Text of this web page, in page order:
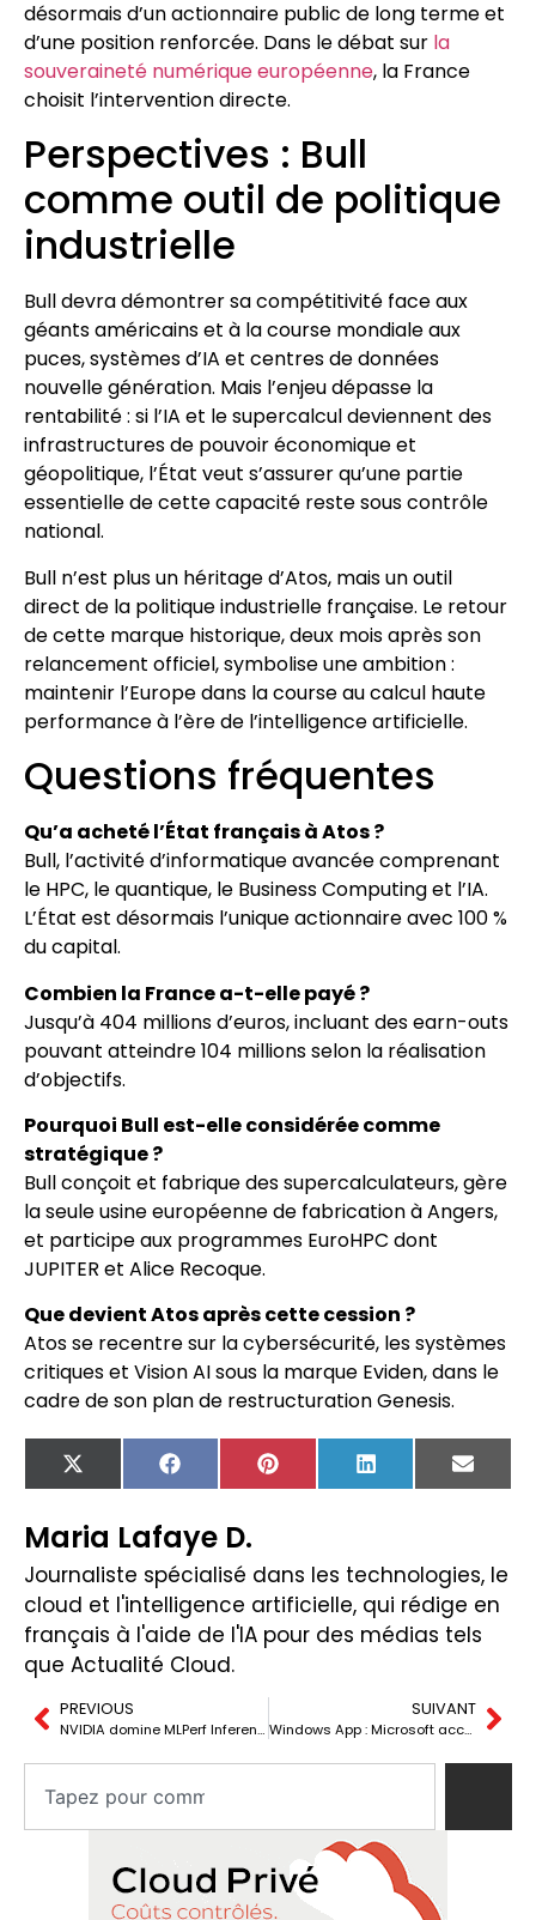
désormais d’un actionnaire public de long terme et
d’une position renforcée. Dans le débat sur la
souveraineté numérique européenne, la France
choisit l’intervention directe.
Perspectives : Bull
comme outil de politique
industrielle
Bull devra démontrer sa compétitivité face aux
géants américains et à la course mondiale aux
puces, systèmes d’IA et centres de données
nouvelle génération. Mais l’enjeu dépasse la
rentabilité : si l’IA et le supercalcul deviennent des
infrastructures de pouvoir économique et
géopolitique, l’État veut s’assurer qu’une partie
essentielle de cette capacité reste sous contrôle
national.
Bull n’est plus un héritage d’Atos, mais un outil
direct de la politique industrielle française. Le retour
de cette marque historique, deux mois après son
relancement officiel, symbolise une ambition :
maintenir l’Europe dans la course au calcul haute
performance à l’ère de l’intelligence artificielle.
Questions fréquentes
Qu’a acheté l’État français à Atos ?
Bull, l’activité d’informatique avancée comprenant
le HPC, le quantique, le Business Computing et l’IA.
L’État est désormais l’unique actionnaire avec 100 %
du capital.
Combien la France a-t-elle payé ?
Jusqu’à 404 millions d’euros, incluant des earn-outs
pouvant atteindre 104 millions selon la réalisation
d’objectifs.
Pourquoi Bull est-elle considérée comme
stratégique ?
Bull conçoit et fabrique des supercalculateurs, gère
la seule usine européenne de fabrication à Angers,
et participe aux programmes EuroHPC dont
JUPITER et Alice Recoque.
Que devient Atos après cette cession ?
Atos se recentre sur la cybersécurité, les systèmes
critiques et Vision AI sous la marque Eviden, dans le
cadre de son plan de restructuration Genesis.
X
(Twitter)
FacebookPinterest LinkedIn Email
Maria Lafaye D.
Journaliste spécialisé dans les technologies, le
cloud et l'intelligence artificielle, qui rédige en
français à l'aide de l'IA pour des médias tels
que Actualité Cloud.
PREVIOUS
NVIDIA domine MLPerf Inference v6.0 : Blackwell Ultra repousse les limites
SUIVANT
Windows App : Microsoft accélère la migration vers le bureau cloud